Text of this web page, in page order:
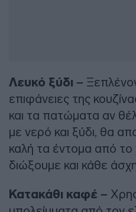
Λευκό ξύδι –
επιφάνειες της
και τα πατώματα αν
με νερό και ξύδι, θα
καλή τα έντομα από
διώξουμε και κάθε
Κατακάθι καφέ –